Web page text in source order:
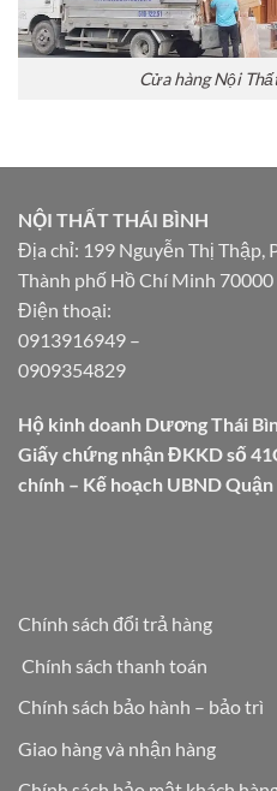
Cửa hàng Nội
NỘI THẤT THÁI BÌNH
Địa chỉ: 199 Nguyễn Thị Thập,
Thành phố Hồ Chí Minh 70000
Điện thoại:
0913916949 –
0909354829
Hộ kinh doanh Dương Thái
Giấy chứng nhận ĐKKD số
chính – Kế hoạch UBND Quận
Chính sách đổi trả hàng
Chính sách thanh toán
Chính sách bảo hành – bảo trì
Giao hàng và nhận hàng